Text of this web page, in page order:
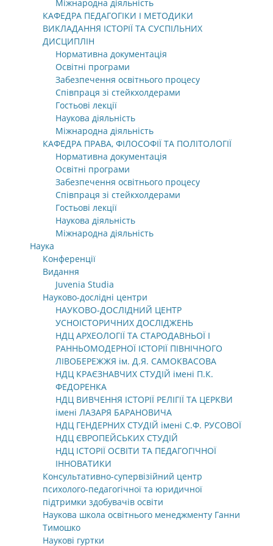
Міжнародна діяльність
КАФЕДРА ПЕДАГОГІКИ І МЕТОДИКИ
ВИКЛАДАННЯ ІСТОРІЇ ТА СУСПІЛЬНИХ
ДИСЦИПЛІН
Нормативна документація
Освітні програми
Забезпечення освітнього процесу
Співпраця зі стейкхолдерами
Гостьові лекції
Наукова діяльність
Міжнародна діяльність
КАФЕДРА ПРАВА, ФІЛОСОФІЇ ТА ПОЛІТОЛОГІЇ
Нормативна документація
Освітні програми
Забезпечення освітнього процесу
Співпраця зі стейкхолдерами
Гостьові лекції
Наукова діяльність
Міжнародна діяльність
Наука
Конференції
Видання
Juvenia Studia
Науково-дослідні центри
НАУКОВО-ДОСЛІДНИЙ ЦЕНТР
УСНОІСТОРИЧНИХ ДОСЛІДЖЕНЬ
НДЦ АРХЕОЛОГІЇ ТА СТАРОДАВНЬОЇ І
РАННЬОМОДЕРНОЇ ІСТОРІЇ ПІВНІЧНОГО
ЛІВОБЕРЕЖЖЯ ім. Д.Я. САМОКВАСОВА
НДЦ КРАЄЗНАВЧИХ СТУДІЙ імені П.К.
ФЕДОРЕНКА
НДЦ ВИВЧЕННЯ ІСТОРІЇ РЕЛІГІЇ ТА ЦЕРКВИ
імені ЛАЗАРЯ БАРАНОВИЧА
НДЦ ГЕНДЕРНИХ СТУДІЙ імені С.Ф. РУСОВОЇ
НДЦ ЄВРОПЕЙСЬКИХ СТУДІЙ
НДЦ ІСТОРІЇ ОСВІТИ ТА ПЕДАГОГІЧНОЇ
ІННОВАТИКИ
Консультативно-супервізійний центр
психолого-педагогічної та юридичної
підтримки здобувачів освіти
Наукова школа освітнього менеджменту Ганни
Тимошко
Наукові гуртки